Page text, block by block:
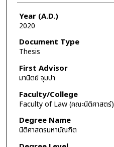
Year (A.D.)
2020
Document Type
Thesis
First Advisor
มานิตย์ จุมปา
Faculty/College
Faculty of Law (คณะนิติศาสตร์)
Degree Name
นิติศาสตรมหาบัณฑิต